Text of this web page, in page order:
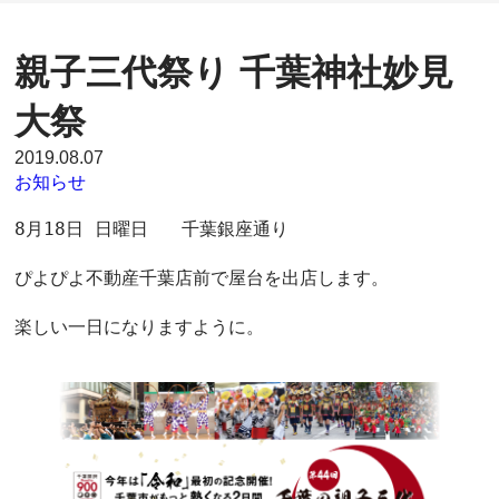
親子三代祭り 千葉神社妙見
大祭
2019.08.07
お知らせ
8月18日 日曜日   千葉銀座通り
ぴよぴよ不動産千葉店前で屋台を出店します。
楽しい一日になりますように。